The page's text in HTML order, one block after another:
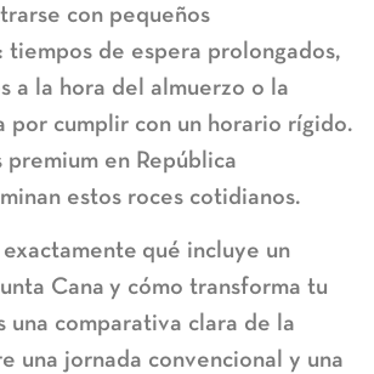
con pequeños
tiempos de espera prolongados,
a la hora del almuerzo o la
por cumplir con un horario rígido.
premium en República
estos roces cotidianos.
qué incluye un
Cana y cómo transforma tu
una comparativa clara de la
una jornada convencional y una